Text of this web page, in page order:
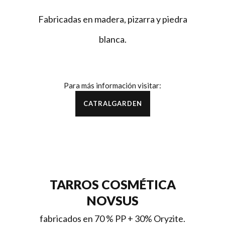
Fabricadas en madera, pizarra y piedra
blanca.
Para más información visitar:
CATRALGARDEN
TARROS COSMÉTICA
NOVSUS
fabricados en 70 % PP + 30% Oryzite.